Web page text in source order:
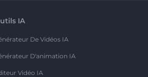
IA
De Vidéos IA
D'animation IA
Vidéo IA